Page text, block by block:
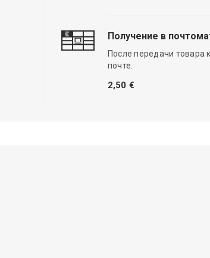
Получение в
После передачи товара
почте.
2,50 €